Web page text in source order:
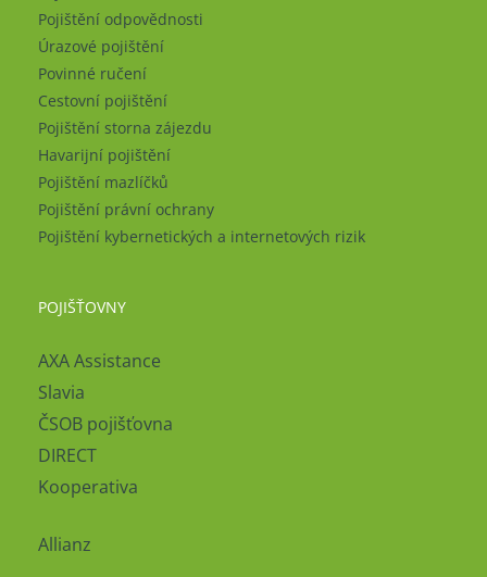
Pojištění odpovědnosti
Úrazové pojištění
Povinné ručení
Cestovní pojištění
Pojištění storna zájezdu
Havarijní pojištění
Pojištění mazlíčků
Pojištění právní ochrany
Pojištění kybernetických a internetových rizik
POJIŠŤOVNY
AXA Assistance
Slavia
ČSOB pojišťovna
DIRECT
Kooperativa
Allianz